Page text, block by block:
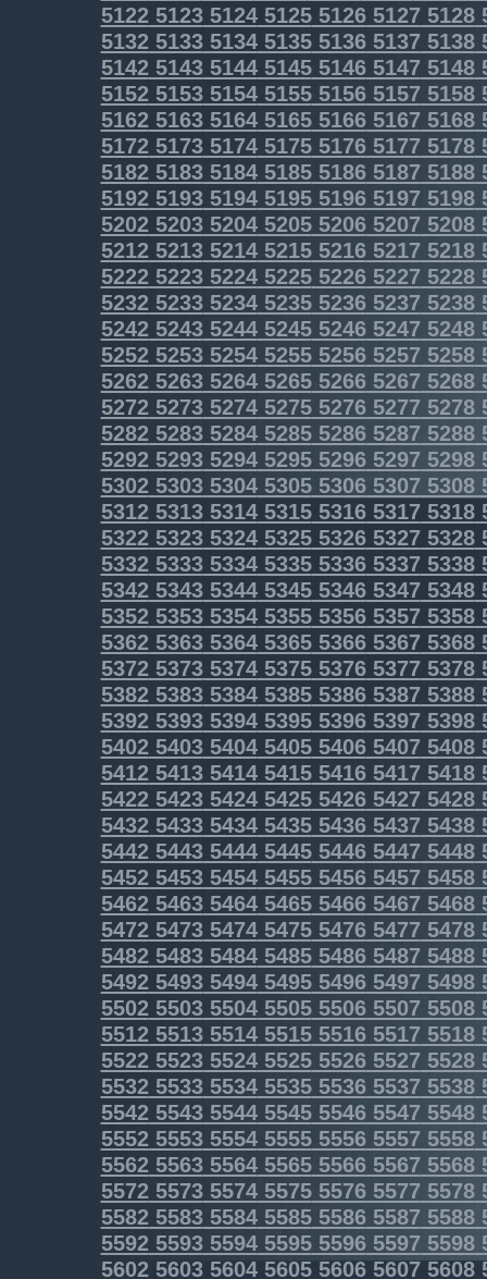
5122512351245125512651275128
5132513351345135513651375138
5142514351445145514651475148
5152515351545155515651575158
5162516351645165516651675168
517251735174517551765177 5178
518251835184518551865187 5188
519251935194519551965197 5198
520252035204520552065207 5208
521252135214521552165217 5218
522252235224522552265227 5228
523252335234523552365237 5238
524252435244524552465247 5248
525252535254525552565257 5258
526252635264526552665267 5268
527252735274527552765277 5278
528252835284528552865287 5288
529252935294529552965297 5298
530253035304530553065307 5308
5312531353145315531653175318
5322532353245325532653275328
5332533353345335533653375338
5342534353445345534653475348
5352535353545355535653575358
5362536353645365536653675368
5372537353745375537653775378
5382538353845385538653875388
5392539353945395539653975398
5402540354045405540654075408
5412541354145415541654175418
5422542354245425542654275428
5432543354345435543654375438
5442544354445445544654475448
545254535454545554565457 5458
546254635464546554665467 5468
547254735474547554765477 5478
548254835484548554865487 5488
549254935494549554965497 5498
550255035504550555065507 5508
551255135514551555165517 5518
552255235524552555265527 5528
553255335534553555365537 5538
554255435544554555465547 5548
555255535554555555565557 5558
556255635564556555665567 5568
557255735574557555765577 5578
558255835584558555865587 5588
559255935594559555965597 5598
5602560356045605560656075608